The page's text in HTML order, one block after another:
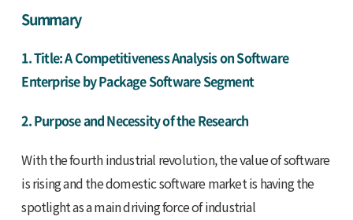
Summary
1. Title: A Competitiveness Analysis on Software
Enterprise by Package Software Segment
2. Purpose and Necessity of the Research
With the fourth industrial revolution, the value of software
is rising and the domestic software market is having the
spotlight as a main driving force of industrial